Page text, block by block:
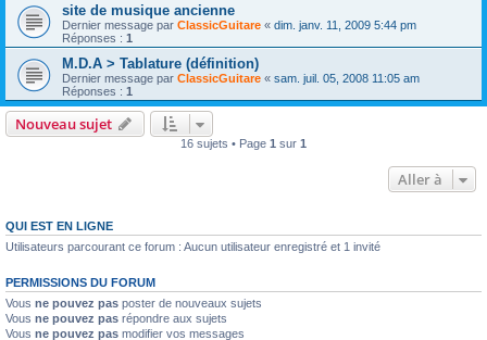
site de musique ancienne
Dernier message par ClassicGuitare « dim. janv. 11, 2009 5:44 pm
Réponses : 1
M.D.A > Tablature (définition)
Dernier message par ClassicGuitare « sam. juil. 05, 2008 11:05 am
Réponses : 1
Nouveau sujet
16 sujets • Page 1 sur 1
Aller à
QUI EST EN LIGNE
Utilisateurs parcourant ce forum : Aucun utilisateur enregistré et 1 invité
PERMISSIONS DU FORUM
Vous ne pouvez pas poster de nouveaux sujets
Vous ne pouvez pas répondre aux sujets
Vous ne pouvez pas modifier vos messages